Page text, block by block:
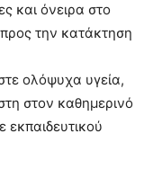
και όνειρα στο
την κατάκτηση
ολόψυχα υγεία,
στον καθημερινό